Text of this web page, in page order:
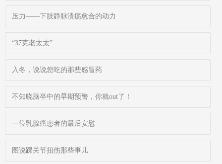
压力——下肢静脉溃疡愈合的动力
“37克老太太”
入冬，说说您吃的那些感冒药
不知晓脑卒中的早期预警，你就out了！
一位乳腺癌患者的最后安慰
图说踝关节扭伤那些事儿